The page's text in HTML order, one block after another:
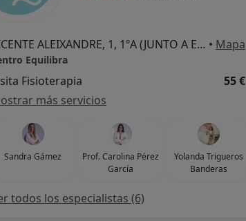
VICENTE ALEIXANDRE, 1, 1ºA (JUNTO A ESTACIÓN DE TREN DE ARROYO DE LA MIEL), Benalmádena • Mapa
Equilibra
Fisioterapia
55 €
más servicios
Sandra Gámez
Prof. Carolina Pérez
García
Yolanda Trigueros
Banderas
todos los especialistas (6)